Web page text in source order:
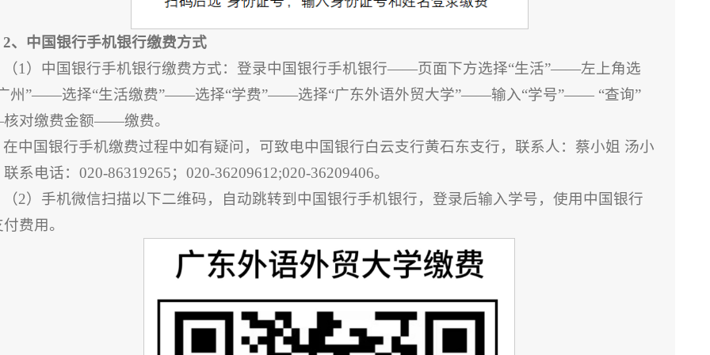
2、中国银行手机银行缴费方式
（1）中国银行手机银行缴费方式：登录中国银行手机银行——页面下方选择“生活”——左上角选
州”——选择“生活缴费”——选择“学费”——选择“广东外语外贸大学”——输入“学号”—— “查询”
对缴费金额——缴费。
在中国银行手机缴费过程中如有疑问，可致电中国银行白云支行黄石东支行，联系人：蔡小姐 汤小
系电话：020-86319265；020-36209612;020-36209406。
（2）手机微信扫描以下二维码，自动跳转到中国银行手机银行，登录后输入学号，使用中国银行
费用。